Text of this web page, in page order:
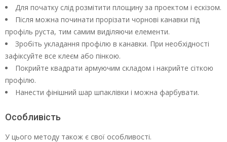
Для початку слід розмітити площину за проектом і ескізом.
Після можна починати прорізати чорнові канавки під
профіль руста, тим самим виділяючи елементи.
Зробіть укладання профілю в канавки. При необхідності
зафіксуйте все клеєм або пінкою.
Покрийте квадрати армуючим складом і накрийте сіткою
профілю.
Нанести фінішний шар шпаклівки і можна фарбувати.
Особливість
У цього методу також є свої особливості.